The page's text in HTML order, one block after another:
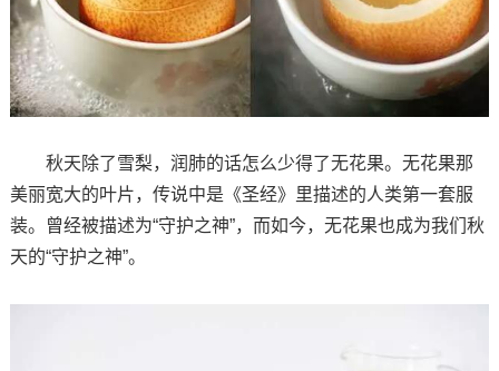
秋天除了雪梨，润肺的话怎么少得了无花果。无花果那
美丽宽大的叶片，传说中是《圣经》里描述的人类第一套服
装。曾经被描述为“守护之神”，而如今，无花果也成为我们秋
天的“守护之神”。